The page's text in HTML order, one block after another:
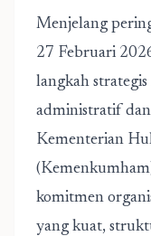
Menjelang
27 Februari
langkah
administratif
Kementerian
komitmen
yang kuat,